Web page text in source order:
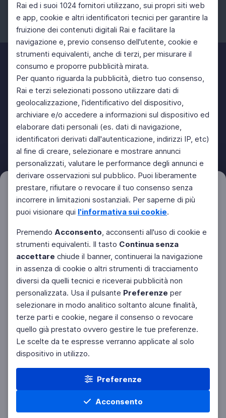
Rai ed i suoi 1024 fornitori utilizzano, sui propri siti web
e app, cookie e altri identificatori tecnici per garantire la
fruizione dei contenuti digitali Rai e facilitare la
navigazione e, previo consenso dell'utente, cookie e
strumenti equivalenti, anche di terzi, per misurare il
consumo e proporre pubblicità mirata.
Per quanto riguarda la pubblicità, dietro tuo consenso,
Rai e terzi selezionati possono utilizzare dati di
geolocalizzazione, l'identificativo del dispositivo,
archiviare e/o accedere a informazioni sul dispositivo ed
elaborare dati personali (es. dati di navigazione,
identificatori derivati dall'autenticazione, indirizzi IP, etc)
al fine di creare, selezionare e mostrare annunci
personalizzati, valutare le performance degli annunci e
derivare osservazioni sul pubblico. Puoi liberamente
prestare, rifiutare o revocare il tuo consenso senza
incorrere in limitazioni sostanziali. Per saperne di più
puoi visionare qui l'informativa sui cookie.
Premendo Acconsento, acconsenti all'uso di cookie e
strumenti equivalenti. Il tasto Continua senza
accettare chiude il banner, continuerai la navigazione
in assenza di cookie o altri strumenti di tracciamento
diversi da quelli tecnici e riceverai pubblicità non
personalizzata. Usa il pulsante Preferenze per
selezionare in modo analitico soltanto alcune finalità,
terze parti e cookie, negare il consenso o revocare
quello già prestato ovvero gestire le tue preferenze.
Le scelte da te espresse verranno applicate al solo
dispositivo in utilizzo.
Preferenze
Acconsento
Filtri
Facebook Instagram Twitter